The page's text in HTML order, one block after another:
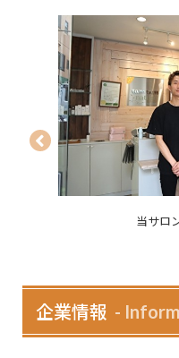
当サロンのスタッフです
企業情報